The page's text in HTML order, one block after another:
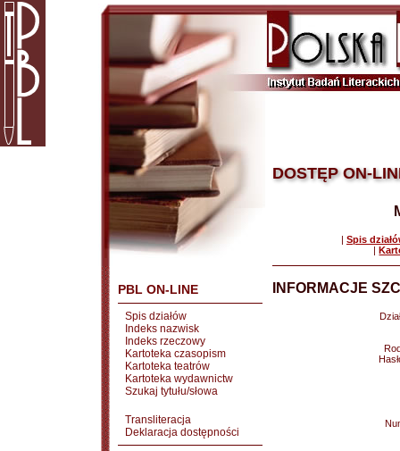
PBL ON-LINE
Spis działów
Indeks nazwisk
Indeks rzeczowy
Kartoteka czasopism
Kartoteka teatrów
Kartoteka wydawnictw
Szukaj tytułu/słowa
Transliteracja
Deklaracja dostępności
DOSTĘP ON-
| Spis
|
INFORMACJE